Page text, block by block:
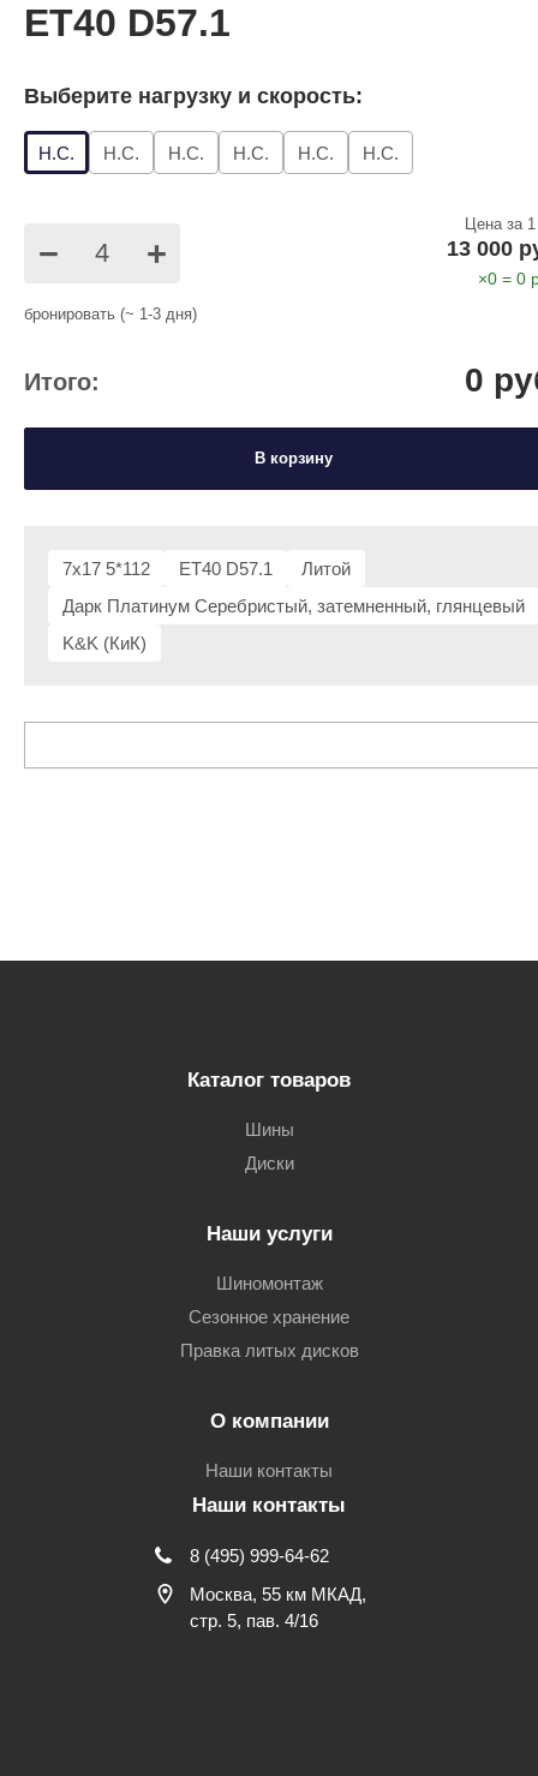
ET40 D57.1
7x17 5*112 ET40 D57.1
Литой
Дарк Платинум Серебристый, затемненный, глянцевый
K&K (КиК)
Выберите нагрузку и скорость:
Н.С. Н.С. Н.С. Н.С. Н.С. Н.С.
− +
Цена за
13 000
×0 = 0
бронировать (~ 1-3 дня)
Итого: 0
В корзину
Каталог товаров
Шины
Диски
Наши услуги
Шиномонтаж
Сезонное хранение
Правка литых дисков
О компании
Наши контакты
Наши контакты
8 (495) 999-64-62
Москва, 55 км МКАД,
стр. 5, пав. 4/16